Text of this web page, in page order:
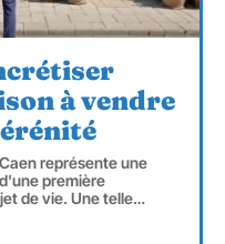
à vendre
représente une
première
de vie. Une telle…